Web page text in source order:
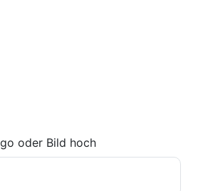
oder Bild hoch